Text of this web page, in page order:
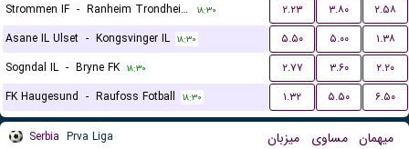
Strommen IF - Ranheim Trondheim ۱۸:۳۰ ۲.۲۳ ۳.۸۰
۲.۵۸
Asane IL Ulset - Kongsvinger IL ۱۸:۳۰ ۵.۵۰ ۵.۰۰
۱.۳۸
Sogndal IL - Bryne FK ۱۸:۳۰ ۲.۷۷ ۳.۶۰
۲.۲۰
FK Haugesund - Raufoss Fotball ۱۸:۳۰ ۱.۳۲ ۵.۵۰ ۶.۵۰
Serbia Prva Liga میزبان مساوی میهمان